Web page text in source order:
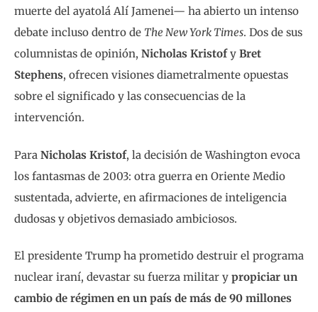
muerte del ayatolá Alí Jamenei— ha abierto un intenso
debate incluso dentro de The New York Times. Dos de sus
columnistas de opinión, Nicholas Kristofy Bret
Stephens, ofrecen visiones diametralmente opuestas
sobre el significado y las consecuencias de la
intervención.
Para Nicholas Kristof, la decisión de Washington evoca
los fantasmas de 2003: otra guerra en Oriente Medio
sustentada, advierte, en afirmaciones de inteligencia
dudosas y objetivos demasiado ambiciosos.
El presidente Trump ha prometido destruir el programa
nuclear iraní, devastar su fuerza militar y propiciar un
cambio de régimen en un país de más de 90 millones